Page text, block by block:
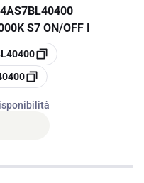
S7 ON/OFF I